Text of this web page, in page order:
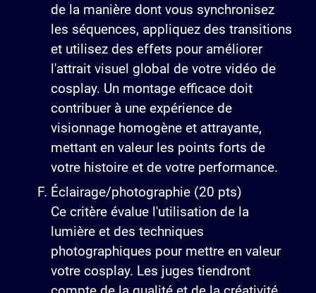
de la manière dont vous synchronisez
les séquences, appliquez des transitions
et utilisez des effets pour améliorer
l'attrait visuel global de votre vidéo de
cosplay. Un montage efficace doit
contribuer à une expérience de
visionnage homogène et attrayante,
mettant en valeur les points forts de
votre histoire et de votre performance.
Éclairage/photographie (20 pts)
Ce critère évalue l'utilisation de la
lumière et des techniques
photographiques pour mettre en valeur
votre cosplay. Les juges tiendront